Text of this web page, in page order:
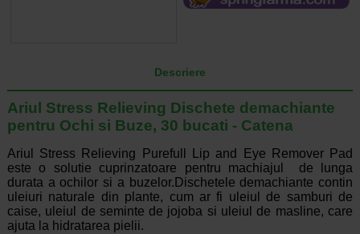
Descriere
Ariul Stress Relieving Dischete demachiante
pentru Ochi si Buze, 30 bucati - Catena
Ariul Stress Relieving Purefull Lip and Eye Remover Pad
este o solutie cuprinzatoare pentru machiajul de lunga
durata a ochilor si a buzelor.Dischetele demachiante contin
uleiuri naturale din plante, cum ar fi uleiul de samburi de
caise, uleiul de seminte de jojoba si uleiul de masline, care
ajuta la hidratarea pielii.